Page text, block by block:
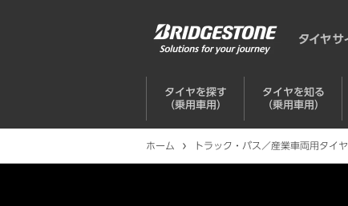
タイヤを探す
（乗用車用）
タイヤを知る
（乗用車用）
ホーム トラック・バス／産業車両用タイヤ